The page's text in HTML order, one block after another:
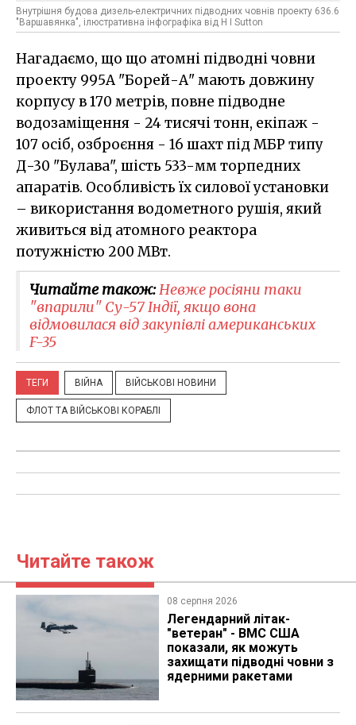
Внутрішня будова дизель-електричних підводних човнів проекту 636.6
"Варшавянка", ілюстративна інфографіка від H I Sutton
Нагадаємо, що що атомні підводні човни
проекту 995А "Борей-А" мають довжину
корпусу в 170 метрів, повне підводне
водозаміщення - 24 тисячі тонн, екіпаж -
107 осіб, озброєння - 16 шахт під МБР типу
Д-30 "Булава", шість 533-мм торпедних
апаратів. Особливість їх силової установки
– використання водометного рушія, який
живиться від атомного реактора
потужністю 200 МВт.
Читайте також:Невже росіяни таки
"впарили" Су-57 Індії, якщо вона
відмовилася від закупівлі американських
F-35
ТЕГИ ВІЙНА ВІЙСЬКОВІ НОВИНИ
ФЛОТ ТА ВІЙСЬКОВІ КОРАБЛІ
Читайте також
08 серпня 2026
Легендарний літак-
"ветеран" - ВМС США
показали, як можуть
захищати підводні човни з
ядерними ракетами